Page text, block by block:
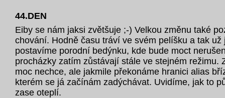
44.DEN
Eiby se nám jaksi zvětšuje ;-) Velkou změnu také
chování. Hodně času tráví ve svém pelíšku a tak už
postavíme porodní bedýnku, kde bude moct
procházky zatím zůstávají stále ve stejném režimu.
moc nechce, ale jakmile překonáme hranici alias
kterém se já začínám zadýchávat. Uvidíme, jak to
zase oteplí.